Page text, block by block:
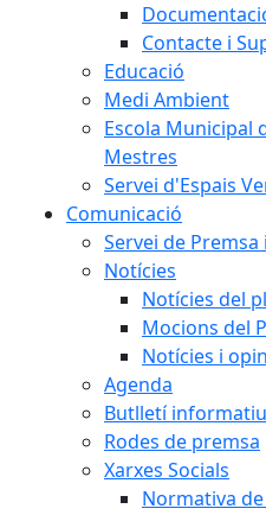
Contacte i
Educació
Medi Ambient
Escola Municipal
Mestres
Servei d'Espais
Comunicació
Servei de
Notícies
Notícies del
Mocions del
Notícies i
Agenda
Butlletí informatiu
Rodes de premsa
Xarxes Socials
Normativa